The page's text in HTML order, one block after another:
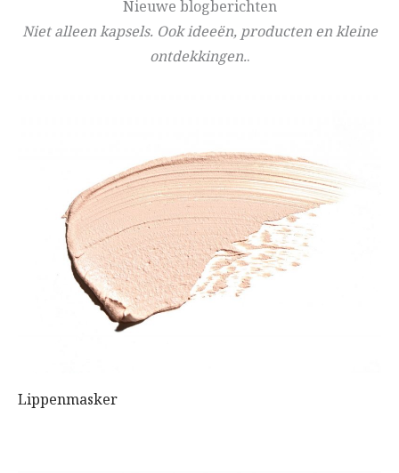
Nieuwe blogberichten
Niet alleen kapsels. Ook ideeën, producten en kleine
ontdekkingen..
Lippenmasker